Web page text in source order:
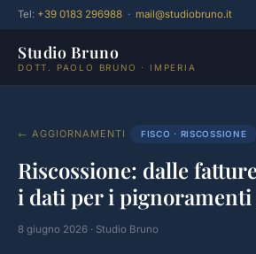
Tel: +39 0183 296988 · mail@studiobruno.it
Studio Bruno
DOTT. PAOLO BRUNO · IMPERIA
← AGGIORNAMENTI FISCO · RISCOSSIONE
Riscossione: dalle
i dati per i pignoramenti
8 giugno 2026 · Studio Bruno